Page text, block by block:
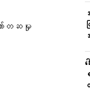
ာ်တဆမှု